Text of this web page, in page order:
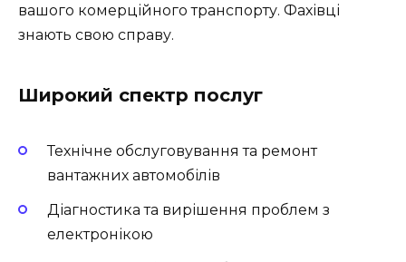
вашого комерційного транспорту. Фахівці
знають свою справу.
Широкий спектр послуг
Технічне обслуговування та ремонт
вантажних автомобілів
Діагностика та вирішення проблем з
електронікою